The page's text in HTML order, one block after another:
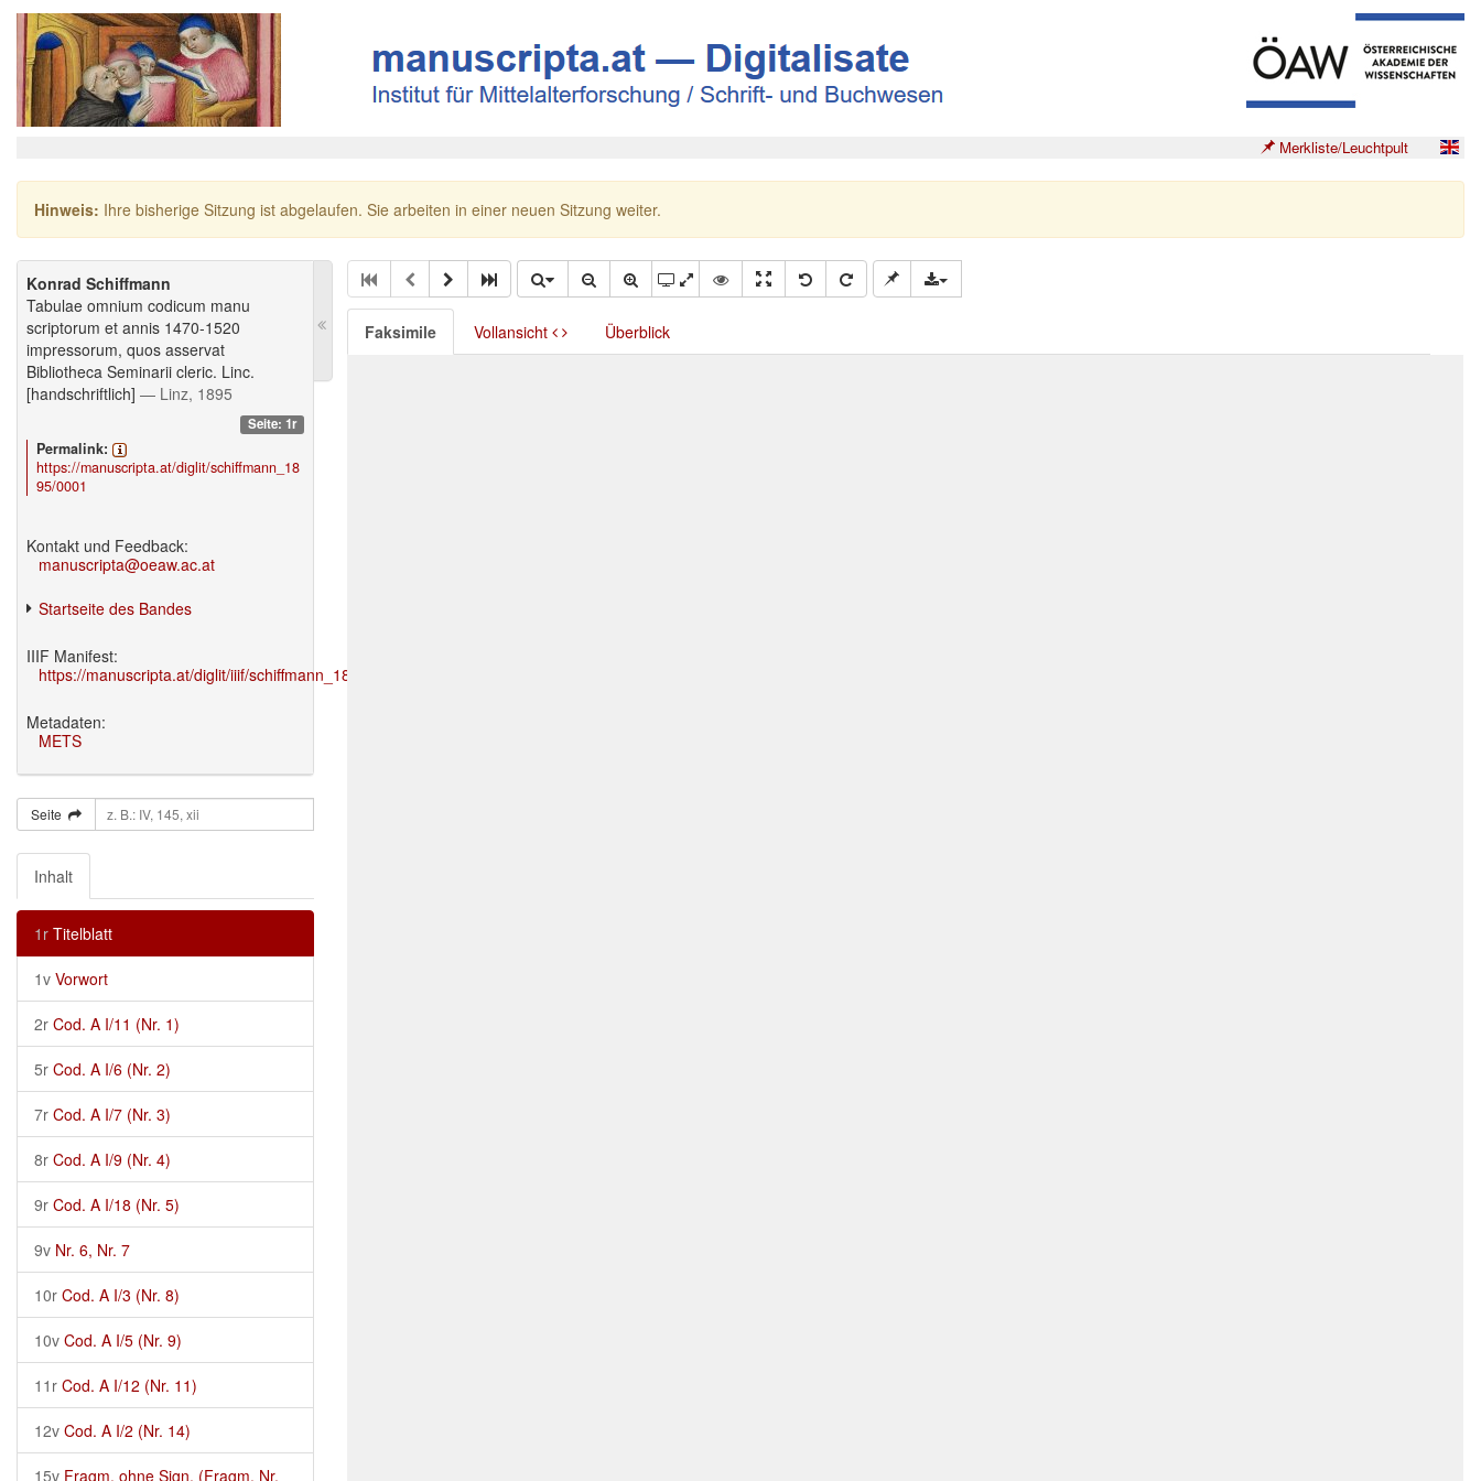
Merkliste/Leuchtpult
Hinweis: Ihre bisherige Sitzung ist abgelaufen. Sie arbeiten in einer neuen Sitzung weiter.
Konrad Schiffmann
Tabulae omnium codicum manu
scriptorum et annis 1470-1520
impressorum, quos asservat
Bibliotheca Seminarii cleric. Linc.
[handschriftlich] — Linz, 1895
Seite: 1r
Permalink:
https://manuscripta.at/diglit/schiffmann_18
95/0001
Kontakt und Feedback:
manuscripta@oeaw.ac.at
Startseite des Bandes
IIIF Manifest:
https://manuscripta.at/diglit/iiif/schiffmann_1895/manifest.json
Metadaten:
METS
Seite
Inhalt
1r Titelblatt
1v Vorwort
2r Cod. A I/11 (Nr. 1)
5r Cod. A I/6 (Nr. 2)
7r Cod. A I/7 (Nr. 3)
8r Cod. A I/9 (Nr. 4)
9r Cod. A I/18 (Nr. 5)
9v Nr. 6, Nr. 7
10r Cod. A I/3 (Nr. 8)
10v Cod. A I/5 (Nr. 9)
11r Cod. A I/12 (Nr. 11)
12v Cod. A I/2 (Nr. 14)
15v Fragm. ohne Sign. (Fragm. Nr.
Faksimile Vollansicht Überblick